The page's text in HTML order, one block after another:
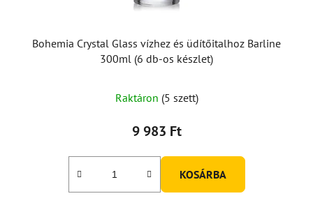
Bohemia Crystal Glass vízhez és üdítőitalhoz Barline
300ml (6 db-os készlet)
Raktáron (5 szett)
9 983 Ft
KOSÁRBA